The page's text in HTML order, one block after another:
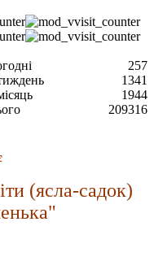
257
1341
1944
209316
(ясла-садок)